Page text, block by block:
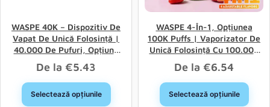
WASPE 40K – Dispozitiv De
Vapat De Unică Folosință |
40.000 De Pufuri, Opțiune
Dublă, Gemeni, Rețea Dublă
De la €5.43
Selectează opțiunile
WASPE 4-În-1, Opțiunea
100K Puffs | Vaporizator De
Unică Folosință Cu 100.000
De Pufuri, Cu 4 Opțiuni Și
Vânzare En Gros
De la €6.54
Selectează opțiunile